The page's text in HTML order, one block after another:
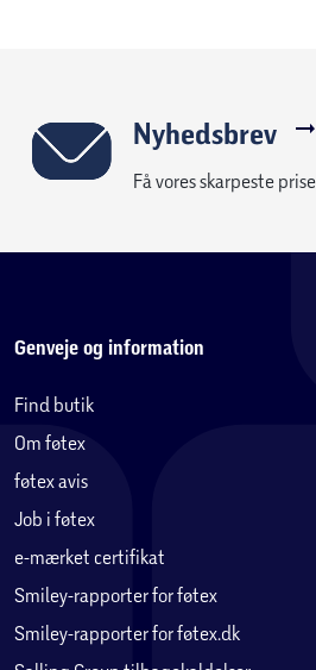
Nyhedsbrev
Få vores skarpeste
Genveje og information
Find butik
Om føtex
føtex avis
Job i føtex
e-mærket certifikat
Smiley-rapporter for føtex
Smiley-rapporter for føtex.dk